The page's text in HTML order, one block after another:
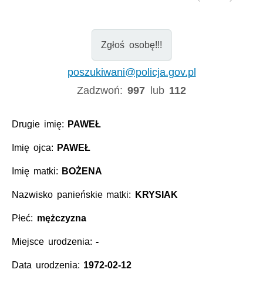
Zgłoś osobę!!!
poszukiwani@policja.gov.pl
Zadzwoń:997 lub 112
Drugie imię: PAWEŁ
Imię ojca: PAWEŁ
Imię matki: BOŻENA
Nazwisko panieńskie matki: KRYSIAK
Płeć: mężczyzna
Miejsce urodzenia:-
Data urodzenia: 1972-02-12